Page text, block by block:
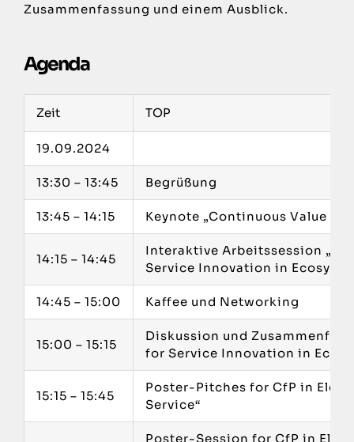
Zusammenfassung und einem Ausblick.
Agenda
Zeit TOP
19.09.2024
13:30 – 13:45 Begrüßung
13:45 – 14:15 Keynote „Continuous Value
14:15 – 14:45
Interaktive Arbeitssession
Service Innovation in
14:45 – 15:00 Kaffee und Networking
15:00 – 15:15
Diskussion und
for Service Innovation in
15:15 – 15:45
Poster-Pitches for CfP in
Service“
Poster-Session for CfP in